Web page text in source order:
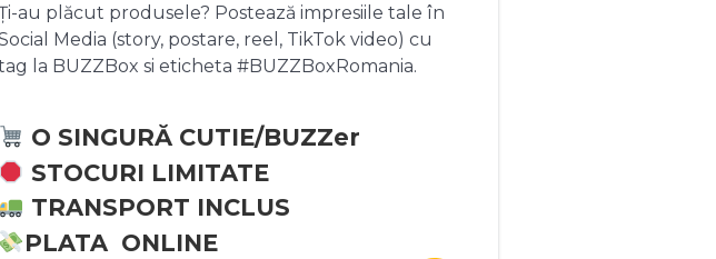
au plăcut produsele? Postează impresiile tale în
Media (story, postare, reel, TikTok video) cu
la BUZZBox si eticheta #BUZZBoxRomania.
O SINGURĂ CUTIE/BUZZer
STOCURI LIMITATE
TRANSPORT INCLUS
PLATA ONLINE